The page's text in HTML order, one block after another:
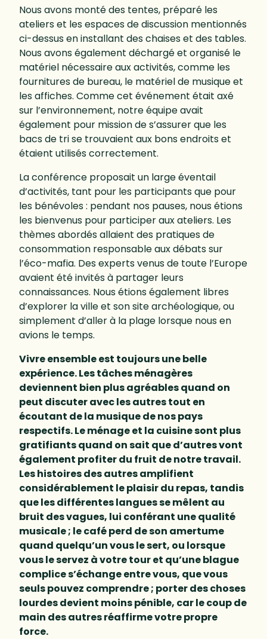
Nous avons monté des tentes, préparé les
ateliers et les espaces de discussion mentionnés
ci-dessus en installant des chaises et des tables.
Nous avons également déchargé et organisé le
matériel nécessaire aux activités, comme les
fournitures de bureau, le matériel de musique et
les affiches. Comme cet événement était axé
sur l’environnement, notre équipe avait
également pour mission de s’assurer que les
bacs de tri se trouvaient aux bons endroits et
étaient utilisés correctement.
La conférence proposait un large éventail
d’activités, tant pour les participants que pour
les bénévoles : pendant nos pauses, nous étions
les bienvenus pour participer aux ateliers. Les
thèmes abordés allaient des pratiques de
consommation responsable aux débats sur
l’éco-mafia. Des experts venus de toute l’Europe
avaient été invités à partager leurs
connaissances. Nous étions également libres
d’explorer la ville et son site archéologique, ou
simplement d’aller à la plage lorsque nous en
avions le temps.
Vivre ensemble est toujours une belle
expérience. Les tâches ménagères
deviennent bien plus agréables quand on
peut discuter avec les autres tout en
écoutant de la musique de nos pays
respectifs. Le ménage et la cuisine sont plus
gratifiants quand on sait que d’autres vont
également profiter du fruit de notre travail.
Les histoires des autres amplifient
considérablement le plaisir du repas, tandis
que les différentes langues se mêlent au
bruit des vagues, lui conférant une qualité
musicale ; le café perd de son amertume
quand quelqu’un vous le sert, ou lorsque
vous le servez à votre tour et qu’une blague
complice s’échange entre vous, que vous
seuls pouvez comprendre ; porter des choses
lourdes devient moins pénible, car le coup de
main des autres réaffirme votre propre
force.